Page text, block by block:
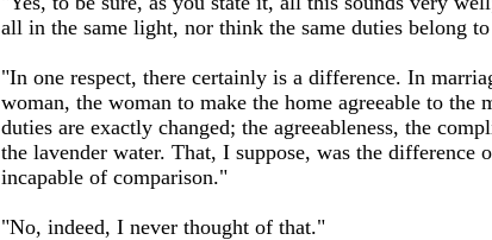
all in the same light, nor think the same duties belong
"In one respect, there certainly is a difference. In
woman, the woman to make the home agreeable to
duties are exactly changed; the agreeableness, the
the lavender water. That, I suppose, was the
incapable of comparison."
"No, indeed, I never thought of that."